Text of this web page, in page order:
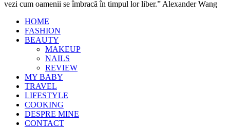
vezi cum oamenii se îmbracă în timpul lor liber.” Alexander Wang
HOME
FASHION
BEAUTY
MAKEUP
NAILS
REVIEW
MY BABY
TRAVEL
LIFESTYLE
COOKING
DESPRE MINE
CONTACT